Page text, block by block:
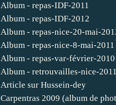
Album - repas-IDF-2011
Album - repas-IDF-2012
Album - repas-nice-20-mai-
Album - repas-nice-8-mai-2011
Album - repas-var-février-2010
Album - retrouvailles-nice-2011
Article sur Hussein-dey
Carpentras 2009 (album de